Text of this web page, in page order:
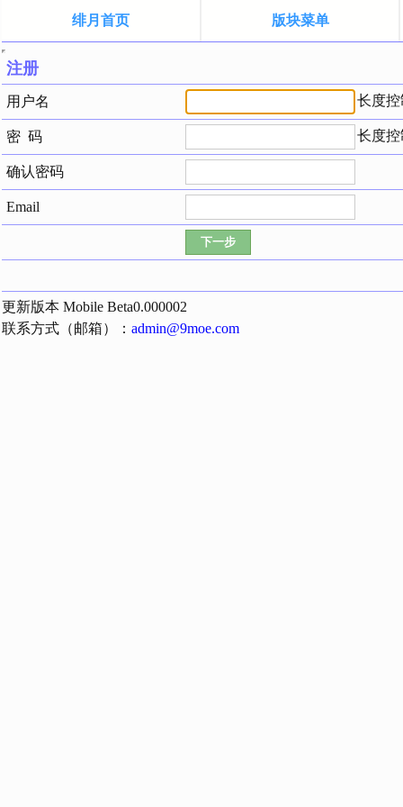
绯月首页 版块菜单
注册
用户名 长度控
密 码 长度控
确认密码
Email
更新版本 Mobile Beta0.000002
联系方式（邮箱）：admin@9moe.com